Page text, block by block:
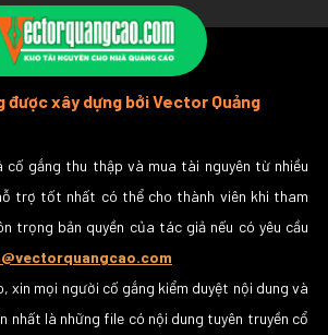
được xây dựng bởi Vector Quảng
cố gắng thu thập và mua tài nguyên từ nhiều
trợ tốt nhất có thể cho thành viên khi tham
trọng bản quyền của tác giả nếu có yêu cầu
xin mọi người cố gắng kiểm duyệt nội dung và
nhất là những file có nội dung tuyên truyền cổ